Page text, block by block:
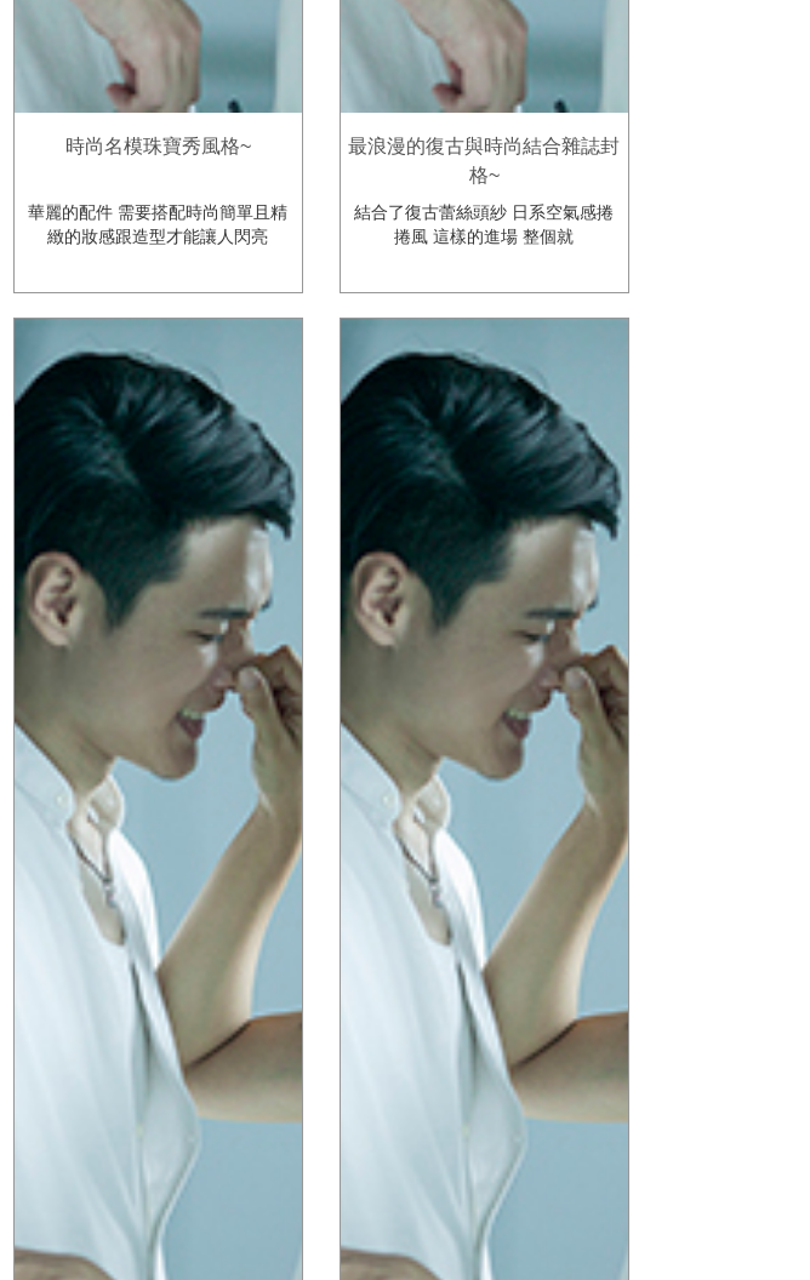
時尚名模珠寶秀風格~
華麗的配件 需要搭配時尚簡單且精
緻的妝感跟造型才能讓人閃亮
最浪漫的復古與時尚結合雜誌封
格~
結合了復古蕾絲頭紗 日系空氣感捲
捲風 這樣的進場 整個就